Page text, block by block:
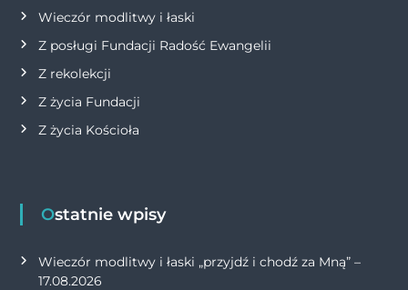
Wieczór modlitwy i łaski
Z posługi Fundacji Radość Ewangelii
Z rekolekcji
Z życia Fundacji
Z życia Kościoła
Ostatnie wpisy
Wieczór modlitwy i łaski „przyjdź i chodź za Mną” –
17.08.2026